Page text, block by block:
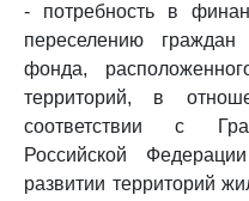
- потребность в
переселению
фонда,
территорий, в
соответствии с
Российской
развитии территорий